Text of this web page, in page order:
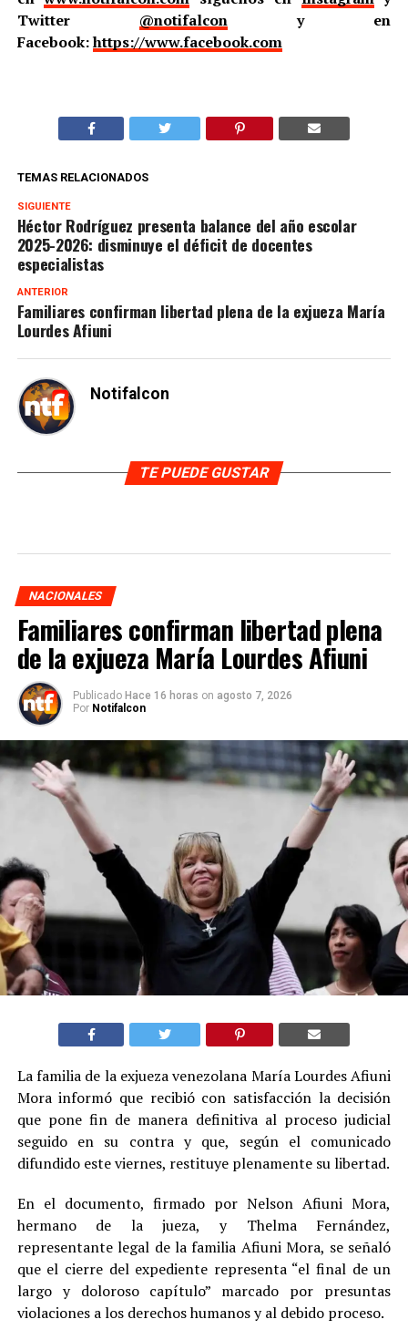
Twitter @notifalcony en
Facebook:https://www.facebook.com
TEMAS RELACIONADOS
SIGUIENTE
Héctor Rodríguez presenta balance del año escolar
2025-2026: disminuye el déficit de docentes
especialistas
ANTERIOR
Familiares confirman libertad plena de la exjueza María
Lourdes Afiuni
Notifalcon
TE PUEDE GUSTAR
NACIONALES
Familiares confirman libertad plena
de la exjueza María Lourdes Afiuni
Publicado Hace 16 horas on agosto 7, 2026
Por Notifalcon
La familia de la exjueza venezolana María Lourdes Afiuni
Mora informó que recibió con satisfacción la decisión
que pone fin de manera definitiva al proceso judicial
seguido en su contra y que, según el comunicado
difundido este viernes, restituye plenamente su libertad.
En el documento, firmado por Nelson Afiuni Mora,
hermano de la jueza, y Thelma Fernández,
representante legal de la familia Afiuni Mora, se señaló
que el cierre del expediente representa “el final de un
largo y doloroso capítulo” marcado por presuntas
violaciones a los derechos humanos y al debido proceso.